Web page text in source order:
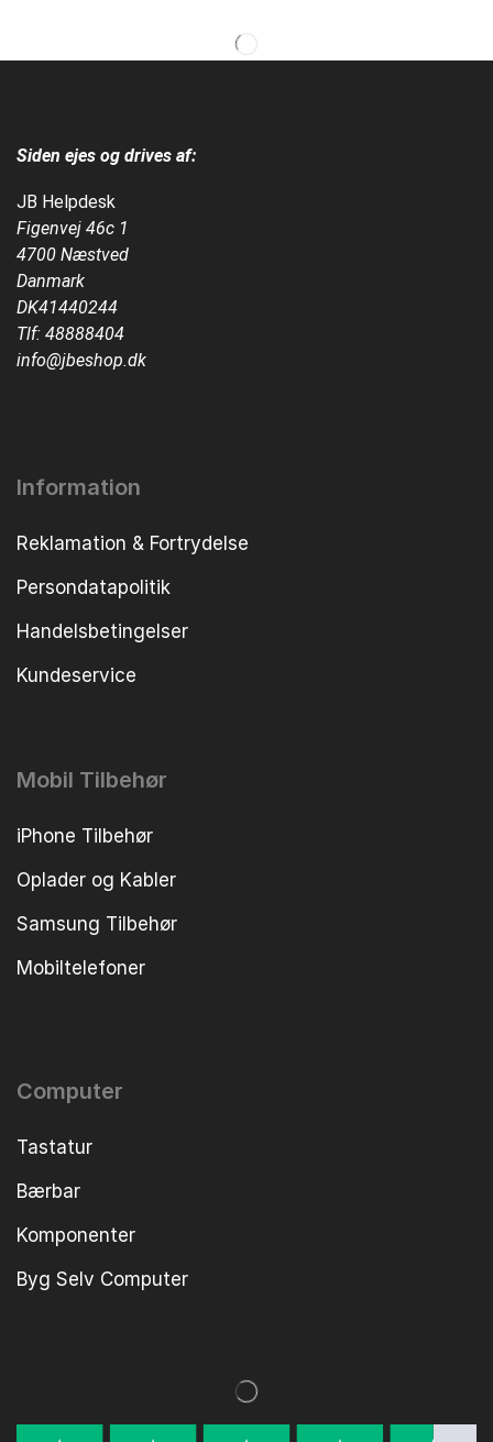
Siden ejes og drives af:
JB Helpdesk
Figenvej 46c 1
4700 Næstved
Danmark
DK41440244
Tlf: 48888404
info@jbeshop.dk
Information
Reklamation & Fortrydelse
Persondatapolitik
Handelsbetingelser
Kundeservice
Mobil Tilbehør
iPhone Tilbehør
Oplader og Kabler
Samsung Tilbehør
Mobiltelefoner
Computer
Tastatur
Bærbar
Komponenter
Byg Selv Computer